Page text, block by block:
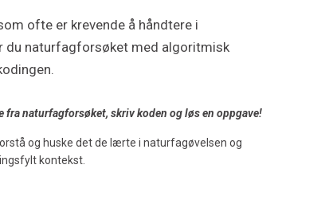
ofte er krevende å håndtere i
du naturfagforsøket med algoritmisk
fra naturfagforsøket, skriv koden og løs en oppgave!
og huske det de lærte i naturfagøvelsen og
kontekst.